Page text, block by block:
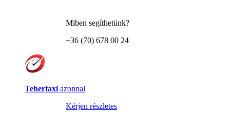
Miben segíthetünk?
+36 (70) 678 00 24
Tehertaxi azonnal
Kérjen részletes